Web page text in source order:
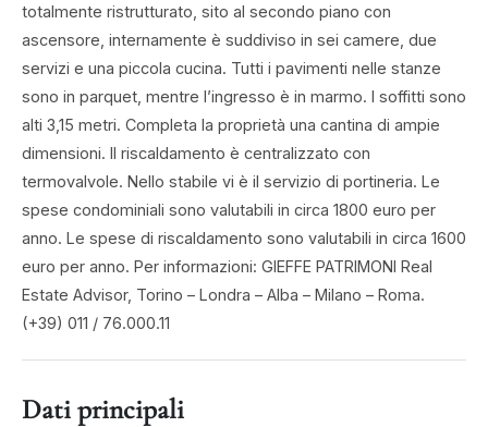
totalmente ristrutturato, sito al secondo piano con
ascensore, internamente è suddiviso in sei camere, due
servizi e una piccola cucina. Tutti i pavimenti nelle stanze
sono in parquet, mentre l’ingresso è in marmo. I soffitti sono
alti 3,15 metri. Completa la proprietà una cantina di ampie
dimensioni. Il riscaldamento è centralizzato con
termovalvole. Nello stabile vi è il servizio di portineria. Le
spese condominiali sono valutabili in circa 1800 euro per
anno. Le spese di riscaldamento sono valutabili in circa 1600
euro per anno. Per informazioni: GIEFFE PATRIMONI Real
Estate Advisor, Torino – Londra – Alba – Milano – Roma.
(+39) 011 / 76.000.11
Dati principali